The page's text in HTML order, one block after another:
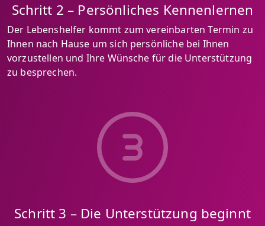
Schritt 2 – Persönliches Kennenlernen
Der Lebenshelfer kommt zum vereinbarten Termin zu
Ihnen nach Hause um sich persönliche bei Ihnen
vorzustellen und Ihre Wünsche für die Unterstützung
zu besprechen.
Schritt 3 – Die Unterstützung beginnt